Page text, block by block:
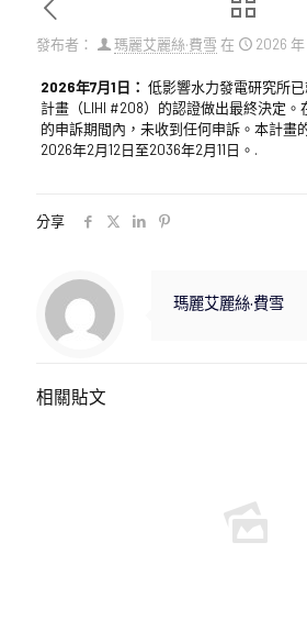
發布者： 瑪麗艾麗絲·費雪 在 2026 年
2026年7月1日： 低影響水力發電研究所
計畫（LIHI #208）的認證做出最終決定。
的申訴期間內，未收到任何申訴。本計畫
2026年2月12日至2036年2月11日。.
分享
瑪麗艾麗絲·費雪
相關貼文